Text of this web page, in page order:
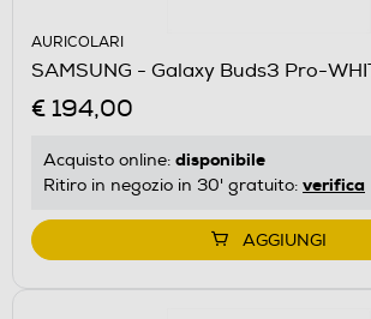
AURICOLARI
SAMSUNG - Galaxy Buds3 Pro-
€ 194,00
Acquisto online: disponibile
Ritiro in negozio in 30' gratuito: verifica
AGGIUNGI